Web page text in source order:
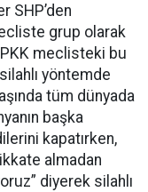
SHP’den
grup olarak
meclisteki bu
yöntemde
tüm dünyada
başka
kapatırken,
almadan
diyerek silahlı